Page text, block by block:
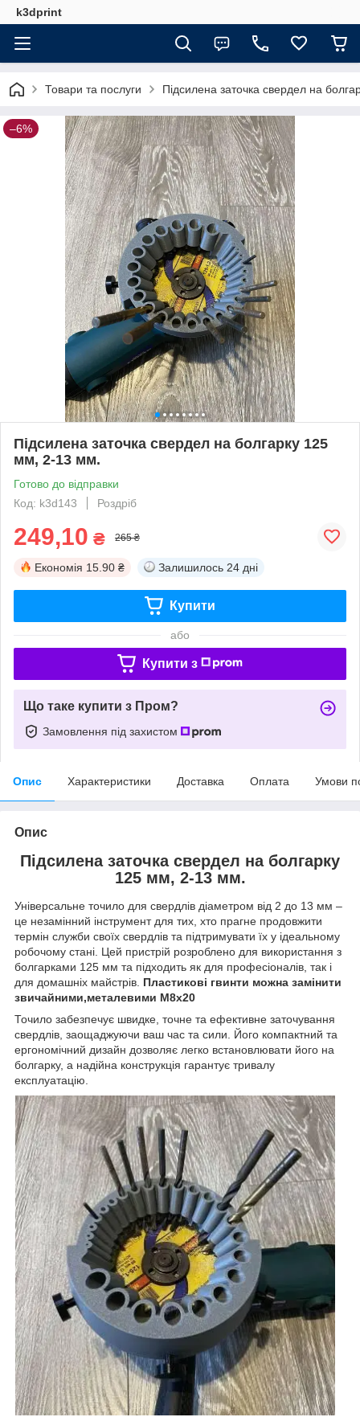
k3dprint
Товари та послуги Підсилена заточка свердел на
–6%
Підсилена заточка свердел на болгарку 125
мм, 2-13 мм.
Готово до відправки
Код: k3d143
Роздріб
249,10 ₴ 265 ₴
Економія 15.90 ₴ Залишилось 24 дні
Купити
або
Купити з
Що таке купити з Пром?
Замовлення під захистом
Опис Характеристики Доставка Оплата Умови
Опис
Підсилена заточка свердел на болгарку
125 мм, 2-13 мм.
Універсальне точило для свердлів діаметром від 2 до 13 мм –
це незамінний інструмент для тих, хто прагне продовжити
термін служби своїх свердлів та підтримувати їх у ідеальному
робочому стані. Цей пристрій розроблено для використання з
болгарками 125 мм та підходить як для професіоналів, так і
для домашніх майстрів. Пластикові гвинти можна замінити
звичайними,металевими М8х20
Точило забезпечує швидке, точне та ефективне заточування
свердлів, заощаджуючи ваш час та сили. Його компактний та
ергономічний дизайн дозволяє легко встановлювати його на
болгарку, а надійна конструкція гарантує тривалу
експлуатацію.